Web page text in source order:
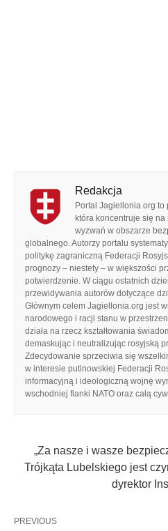
Redakcja
Portal Jagiellonia.org to
która koncentruje się
wyzwań w obszarze
globalnego. Autorzy portalu
politykę zagraniczną Federacji
prognozy – niestety – w większości
potwierdzenie. W ciągu ostatnich
przewidywania autorów dotyczące
Głównym celem Jagiellonia.org jest
narodowego i racji stanu w
działa na rzecz kształtowania
demaskując i neutralizując rosyjską
Zdecydowanie sprzeciwia się
w interesie putinowskiej Federacji
informacyjną i ideologiczną wojnę
wschodniej flanki NATO oraz całą
„Za nasze i wasze
Trójkąta Lubelskiego jest
dyrektor
PREVIOUS